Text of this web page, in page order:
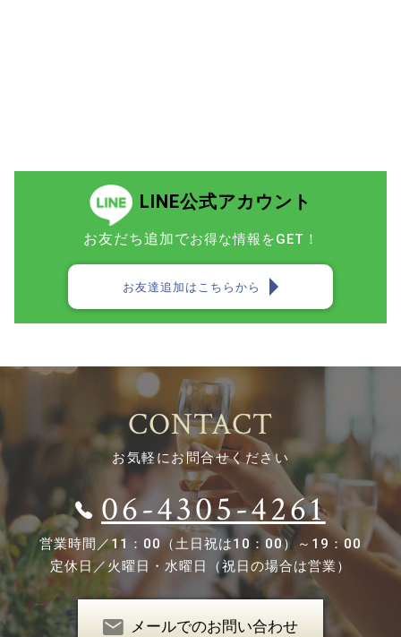
LINE公式アカウント
お友だち追加でお得な情報をGET！
お友達追加はこちらから
CONTACT
お気軽にお問合せください
06-4305-4261
営業時間／11：00（土日祝は10：00）～19：00
定休日／火曜日・水曜日（祝日の場合は営業）
メールでのお問い合わせ